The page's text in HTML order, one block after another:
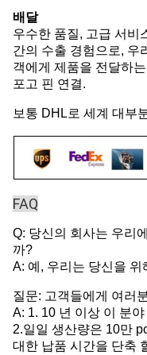
배달
우수한 품질, 고급 서비
간의 수출 경험으로, 우
객에게 제품을 전달하
포고 핀 연결.
보통 DHL로 세계 대부
FAQ
Q: 당신의 회사는 우리
까?
A: 예, 우리는 당신을 위
질문: 고객들에게 여러
A: 1. 10 년 이상 이 분
2.일일 생산량은 10만
대한 납품 시간을 단축